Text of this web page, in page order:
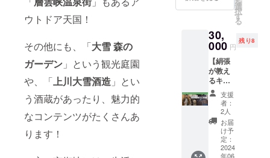
ウトドア天国！
その他にも、「大雪 森の
ガーデン 」という観光庭園
や、「上川大雪酒造 」とい
う酒蔵があったり、魅力的
なコンテンツがたくさんあ
ります！
在費、
飲食代
身でご
負担く
ださい
※開催の
日程や
詳細に
ついて
はプロ
ジェク
ト終了
後に
メール
にてお
トの有
年5月ま
でで
す。 ※
ご宿泊
は別途
ご予約
をお願
いいた
しま
す。 ※
ご予約
状況に
よって
後に
整させ
ていた
だきま
す。 ※
ご予約
状況に
よって
はご希
望の日
程でご
予約で
きない
場合が
ウォー
ター）
・くま
笹チャ
イ（上
川町産
のくま
笹を
使った
チャ
イ） ・
キヌバ
リコー
まちづ
くり施
設など
ニーズ
に合わ
せたス
ポット
をご案
内しな
がら、
上川町
でのこ
れまで
志水が
北海道
山をご
案内！
山頂で
キヌバ
リコー
ヒーも
飲めま
す！
［リ
ターン
内容］
・感謝
のお手
選
択
す
る
30,
000 円
残り8
【絹張
が教え
るキヌ
コー焙
煎体験
プラ
ン！】
上川町
のコー
ヒー焙
支援
者：
2人
お届
け予
定：
2024
年06